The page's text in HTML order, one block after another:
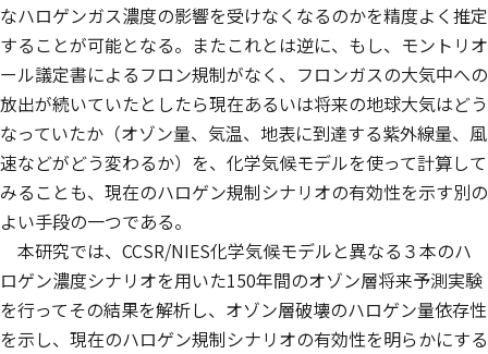
なハロゲンガス濃度の影響を受けなくなるのかを精度よく推定
することが可能となる。またこれとは逆に、もし、モントリオ
ール議定書によるフロン規制がなく、フロンガスの大気中への
放出が続いていたとしたら現在あるいは将来の地球大気はどう
なっていたか（オゾン量、気温、地表に到達する紫外線量、風
速などがどう変わるか）を、化学気候モデルを使って計算して
みることも、現在のハロゲン規制シナリオの有効性を示す別の
よい手段の一つである。
本研究では、CCSR/NIES化学気候モデルと異なる３本のハ
ロゲン濃度シナリオを用いた150年間のオゾン層将来予測実験
を行ってその結果を解析し、オゾン層破壊のハロゲン量依存性
を示し、現在のハロゲン規制シナリオの有効性を明らかにする